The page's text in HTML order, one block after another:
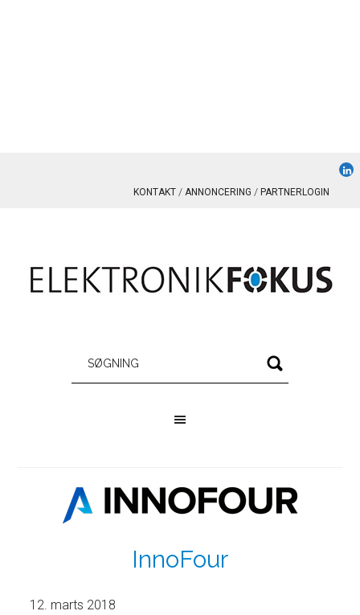
KONTAKT ANNONCERING PARTNERLOGIN
InnoFour
12. marts 2018